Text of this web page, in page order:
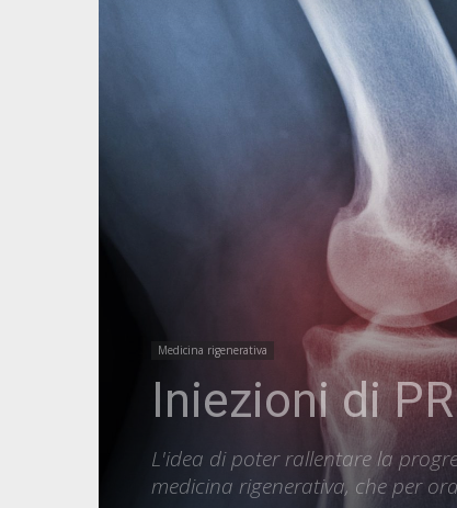
Medicina rigenerativa
Iniezioni di
L'idea di poter rallentare la
medicina rigenerativa, che per